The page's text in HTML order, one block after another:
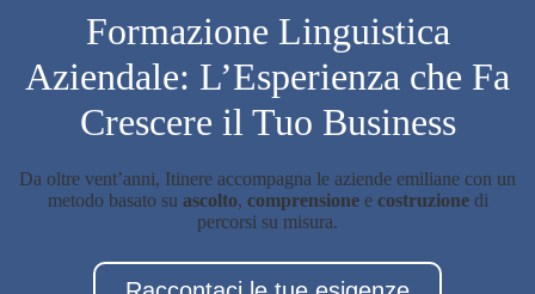
Formazione Linguistica
Aziendale: L’Esperienza che Fa
Crescere il Tuo Business
Da oltre vent’anni, Itinere accompagna le aziende emiliane con un
metodo basato su ascolto, comprensionee costruzionedi
percorsi su misura.